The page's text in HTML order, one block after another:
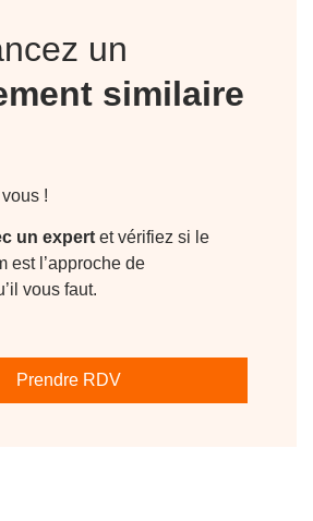
un
similaire
!
un expert et vérifiez si le
est l’approche de
vous faut.
Prendre RDV